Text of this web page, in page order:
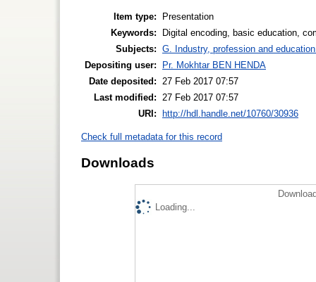
Item type:
Presentation
Keywords:
Digital encoding, basic education,
Subjects: G. Industry, profession and
Depositing user:
Pr. Mokhtar BEN HENDA
Date deposited:
27 Feb 2017 07:57
Last modified:
27 Feb 2017 07:57
URI:
http://hdl.handle.net/10760/30936
Check full metadata for this record
Downloads
Loading...